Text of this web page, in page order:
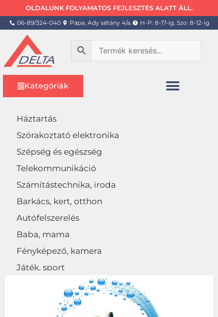
OLDALUNK FOLYAMATOS FEJLESZTÉS ALATT ÁLL.
06-89/324-040 Pápa, Ady sétány 4/a. H-P: 8-17-ig, Szo: 8-12-ig
Kategóriák
Háztartás
Szórakoztató elektronika
Szépség és egészség
Telekommunikáció
Számítástechnika, iroda
Barkács, kert, otthon
Autófelszerelés
Baba, mama
Fényképező, kamera
Játék, sport